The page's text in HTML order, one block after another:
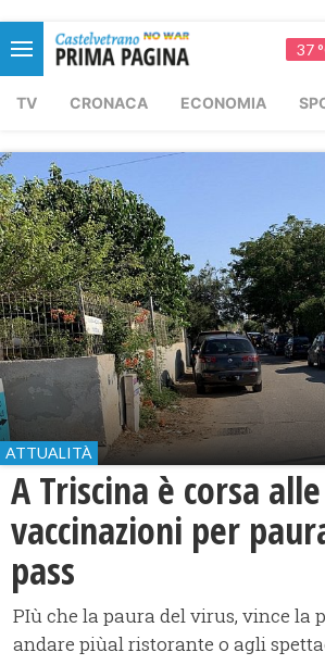
37
TV CRONACA ECONOMIA
ATTUALITÀ
A Triscina è corsa alle
vaccinazioni per
pass
PIù che la paura del virus, vince la
andare piùal ristorante o agli